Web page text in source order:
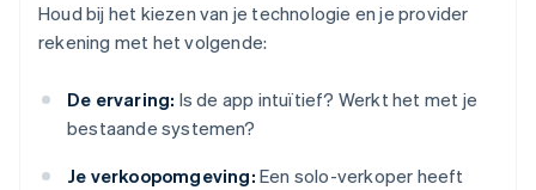
Houd bij het kiezen van je technologie en je provider
rekening met het volgende:
De ervaring: Is de app intuïtief? Werkt het met je
bestaande systemen?
Je verkoopomgeving: Een solo-verkoper heeft